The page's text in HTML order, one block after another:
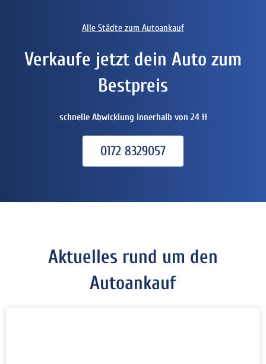
Alle Städte zum Autoankauf
Verkaufe jetzt dein Auto zum
Bestpreis
schnelle Abwicklung innerhalb von 24 H
0172 8329057
Aktuelles rund um den
Autoankauf